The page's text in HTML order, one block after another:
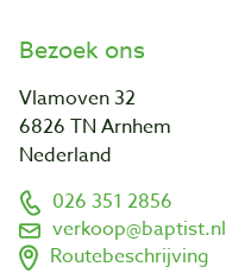
Bezoek ons
Vlamoven 32
6826 TN Arnhem
Nederland
026 351 2856
verkoop@baptist.nl
Routebeschrijving